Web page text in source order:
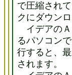
で圧縮され
クにダウン
イデアのＡ
るパソコン
行すると、
されます。